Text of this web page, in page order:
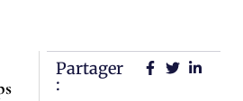
Partager
: